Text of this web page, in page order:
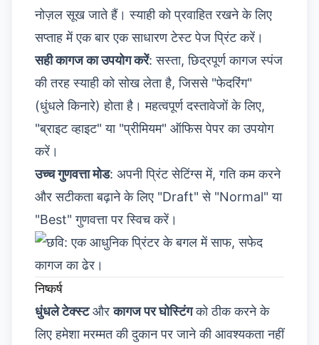
नोज़ल सूख जाते हैं। स्याही को प्रवाहित रखने के लिए
सप्ताह में एक बार एक साधारण टेस्ट पेज प्रिंट करें।
सही कागज का उपयोग करें: सस्ता, छिद्रपूर्ण कागज स्पंज
की तरह स्याही को सोख लेता है, जिससे "फेदरिंग"
(धुंधले किनारे) होता है। महत्वपूर्ण दस्तावेजों के लिए,
"ब्राइट व्हाइट" या "प्रीमियम" ऑफिस पेपर का उपयोग
करें।
उच्च गुणवत्ता मोड: अपनी प्रिंट सेटिंग्स में, गति कम करने
और सटीकता बढ़ाने के लिए "Draft" से "Normal" या
"Best" गुणवत्ता पर स्विच करें।
निष्कर्ष
धुंधले टेक्स्टऔरकागज पर घोस्टिंगको ठीक करने के
लिए हमेशा मरम्मत की दुकान पर जाने की आवश्यकता नहीं